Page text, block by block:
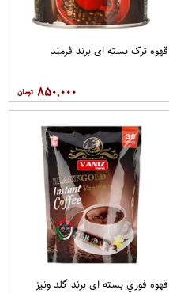
قهوه ترک بسته ای برند فرمند
۸۵۰,۰۰۰
قهوه فوري بسته ای برند گلد ونيز